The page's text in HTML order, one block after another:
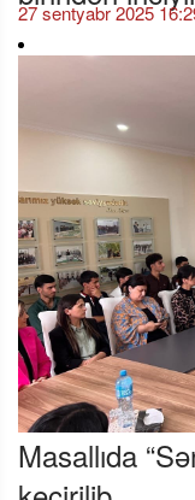
27 sentyabr 2025
Masallıda
keçirilib